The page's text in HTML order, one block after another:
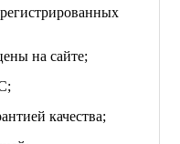
на сайте;
качества;